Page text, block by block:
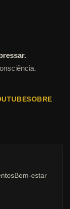
SOBRE
Bem-estar